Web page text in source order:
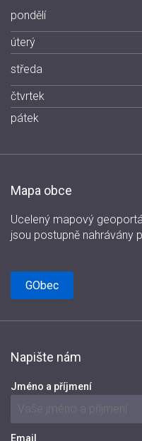
pondělí
úterý
středa
čtvrtek
pátek
Mapa obce
Ucelený mapový
jsou postupně nahrávány
GObec
Napište nám
Jméno a příjmení
Email